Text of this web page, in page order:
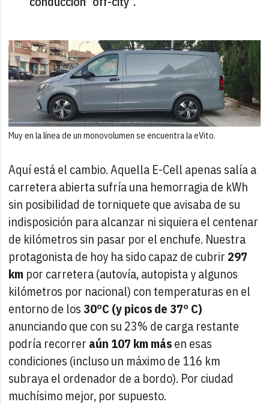
Muy en la línea de un monovolumen se encuentra la eVito.
Aquí está el cambio. Aquella E-Cell apenas salía a
carretera abierta sufría una hemorragia de kWh
sin posibilidad de torniquete que avisaba de su
indisposición para alcanzar ni siquiera el centenar
de kilómetros sin pasar por el enchufe. Nuestra
protagonista de hoy ha sido capaz de cubrir297
km por carretera (autovía, autopista y algunos
kilómetros por nacional) con temperaturas en el
entorno de los30ºC (y picos de 37º C)
anunciando que con su 23% de carga restante
podría recorrer aún 107 km másen esas
condiciones (incluso un máximo de 116 km
subraya el ordenador de a bordo). Por ciudad
muchísimo mejor, por supuesto.